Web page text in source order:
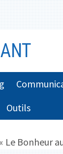
Outils
Le Bonheur